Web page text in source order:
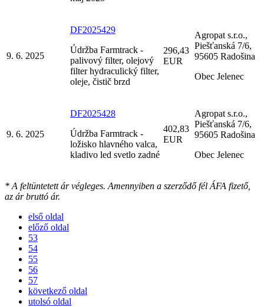
9. 6. 2025
DF2025429
Údržba Farmtrack -
palivový filter, olejový
filter hydraculický filter,
oleje, čistič brzd
296,43
EUR
Agropat s.r.o.,
Piešťanská 7/6,
95605 Radošina
Obec Jelenec
9. 6. 2025
DF2025428
Údržba Farmtrack -
ložisko hlavného valca,
kladivo led svetlo zadné
402,83
EUR
Agropat s.r.o.,
Piešťanská 7/6,
95605 Radošina
Obec Jelenec
* A feltüntetett ár végleges. Amennyiben a szerződő fél ÁFA fizető,
az ár bruttó ár.
első oldal
előző oldal
53
54
55
56
57
következő oldal
utolsó oldal